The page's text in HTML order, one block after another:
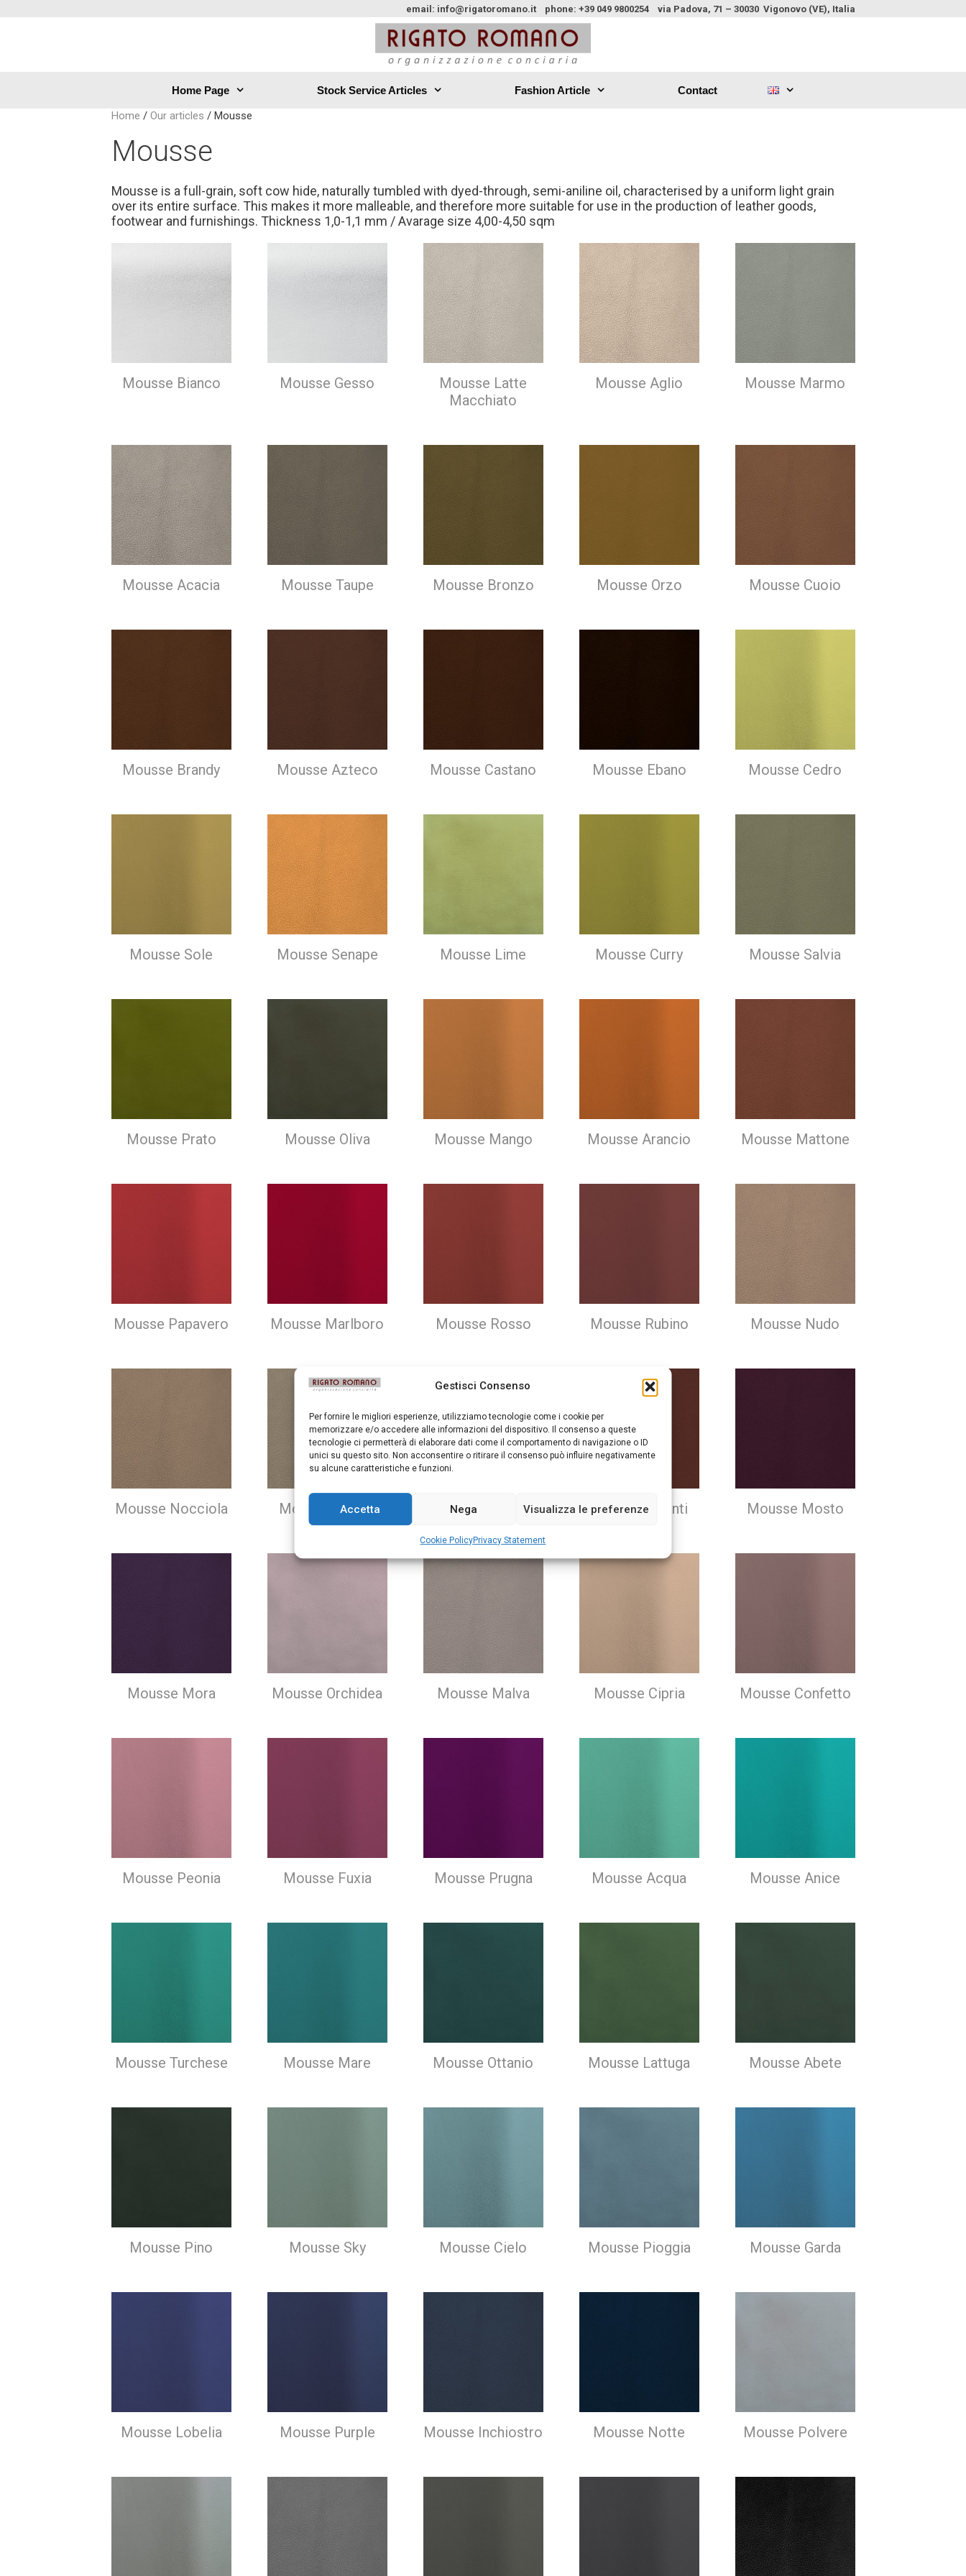
Gestisci Consenso
Per fornire le migliori esperienze, utilizziamo tecnologie come i cookie per
memorizzare e/o accedere alle informazioni del dispositivo. Il consenso a queste
tecnologie ci permetterà di elaborare dati come il comportamento di navigazione o ID
unici su questo sito. Non acconsentire o ritirare il consenso può influire negativamente
su alcune caratteristiche e funzioni.
Accetta Nega Visualizza le preferenze
Cookie PolicyPrivacy Statement
email: info@rigatoromano.it phone: +39 049 9800254 via Padova, 71 – 30030 Vigonovo (VE), Italia
Home Page Stock Service Articles Fashion Article Contact
Home / Our articles / Mousse
Mousse
Mousse is a full-grain, soft cow hide, naturally tumbled with dyed-through, semi-aniline oil, characterised by a uniform light grain
over its entire surface. This makes it more malleable, and therefore more suitable for use in the production of leather goods,
footwear and furnishings. Thickness 1,0-1,1 mm / Avarage size 4,00-4,50 sqm
Mousse Bianco Mousse Gesso
Mousse Latte
Macchiato
Mousse Aglio Mousse Marmo
Mousse Acacia Mousse Taupe Mousse Bronzo Mousse Orzo Mousse Cuoio
Mousse Brandy Mousse Azteco Mousse Castano Mousse Ebano Mousse Cedro
Mousse Sole Mousse Senape Mousse Lime Mousse Curry Mousse Salvia
Mousse Prato Mousse Oliva Mousse Mango Mousse Arancio Mousse Mattone
Mousse Papavero Mousse Marlboro Mousse Rosso Mousse Rubino Mousse Nudo
Mousse Nocciola Mousse Desert Mousse Pernice Mousse Chianti Mousse Mosto
Mousse Mora Mousse Orchidea Mousse Malva Mousse Cipria Mousse Confetto
Mousse Peonia Mousse Fuxia Mousse Prugna Mousse Acqua Mousse Anice
Mousse Turchese Mousse Mare Mousse Ottanio Mousse Lattuga Mousse Abete
Mousse Pino Mousse Sky Mousse Cielo Mousse Pioggia Mousse Garda
Mousse Lobelia Mousse Purple Mousse Inchiostro Mousse Notte Mousse Polvere